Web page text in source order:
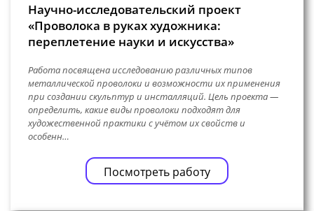
Научно-исследовательский проект
«Проволока в руках художника:
переплетение науки и искусства»
Работа посвящена исследованию различных типов
металлической проволоки и возможности их применения
при создании скульптур и инсталляций. Цель проекта —
определить, какие виды проволоки подходят для
художественной практики с учётом их свойств и
особенн…
Посмотреть работу